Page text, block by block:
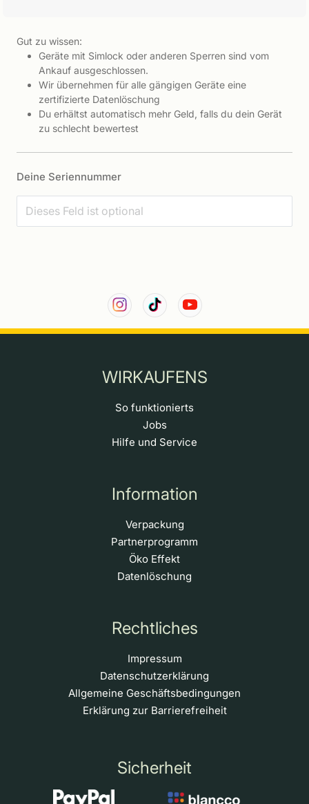
Gut zu wissen:
Geräte mit Simlock oder anderen Sperren sind vom
Ankauf ausgeschlossen.
Wir übernehmen für alle gängigen Geräte eine
zertifizierte Datenlöschung
Du erhältst automatisch mehr Geld, falls du dein Gerät
zu schlecht bewertest
Deine Seriennummer
WIRKAUFENS
So funktionierts
Jobs
Hilfe und Service
Information
Verpackung
Partnerprogramm
Öko Effekt
Datenlöschung
Rechtliches
Impressum
Datenschutzerklärung
Allgemeine Geschäftsbedingungen
Erklärung zur Barrierefreiheit
Sicherheit